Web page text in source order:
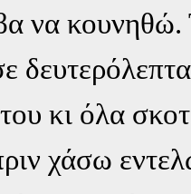
να κουνηθώ.
κι όλα
χάσω